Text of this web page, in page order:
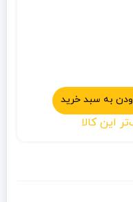
به سبد خرید
این کالا